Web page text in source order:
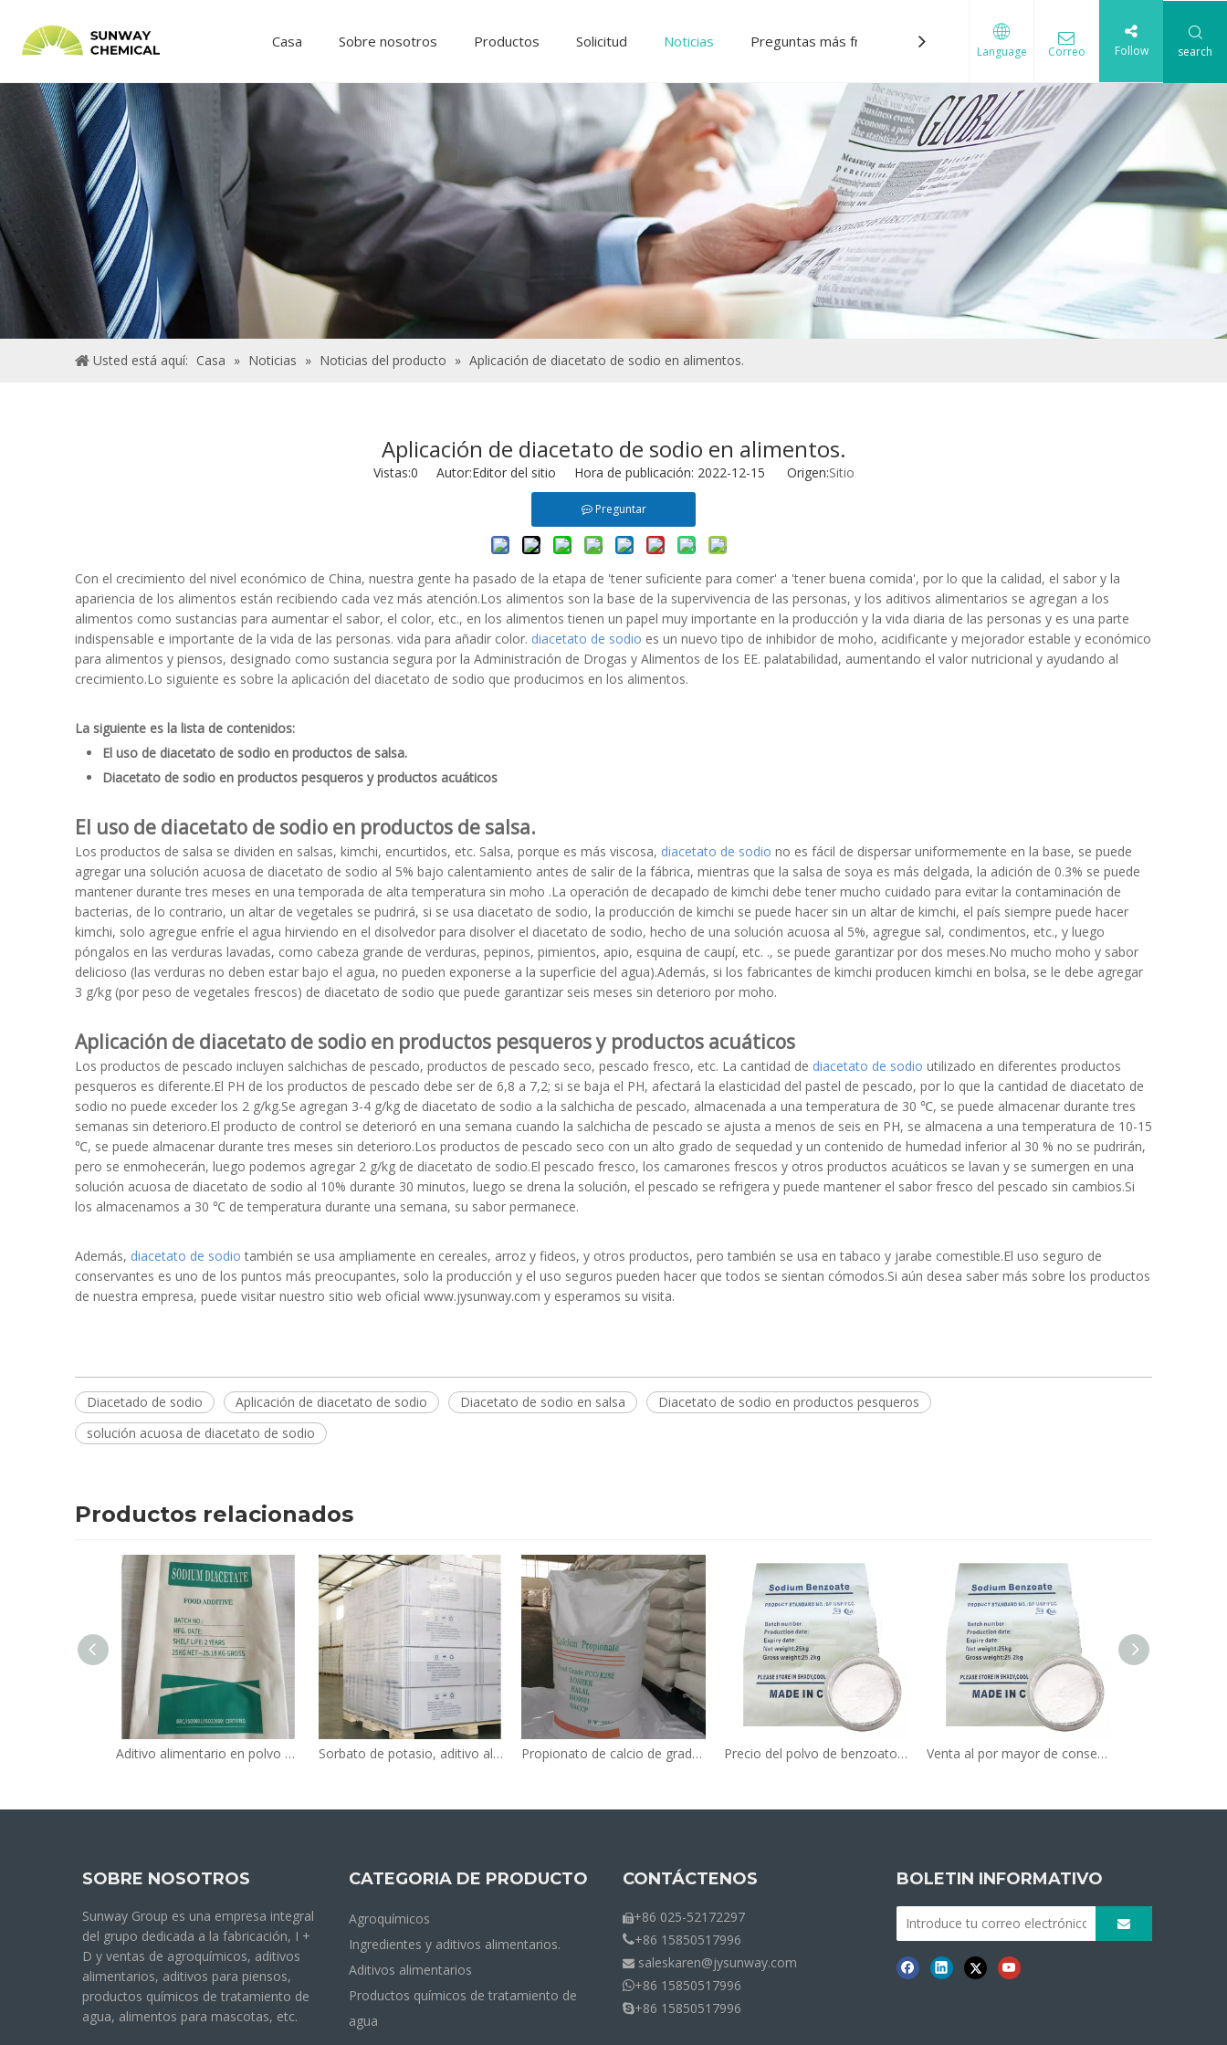
Casa Sobre nosotros Productos Solicitud Noticias Preguntas más frecuentes Descargar Contáctenos
Language Correo Follow search
Usted está aquí: Casa » Noticias » Noticias del producto » Aplicación de diacetato de sodio en alimentos.
Aplicación de diacetato de sodio en alimentos.
Vistas:0 Autor:Editor del sitio Hora de publicación: 2022-12-15 Origen:Sitio
Preguntar
Con el crecimiento del nivel económico de China, nuestra gente ha pasado de la etapa de 'tener suficiente para comer' a 'tener buena comida', por lo que la calidad, el sabor y la
apariencia de los alimentos están recibiendo cada vez más atención.Los alimentos son la base de la supervivencia de las personas, y los aditivos alimentarios se agregan a los
alimentos como sustancias para aumentar el sabor, el color, etc., en los alimentos tienen un papel muy importante en la producción y la vida diaria de las personas y es una parte
indispensable e importante de la vida de las personas. vida para añadir color. diacetato de sodio es un nuevo tipo de inhibidor de moho, acidificante y mejorador estable y económico
para alimentos y piensos, designado como sustancia segura por la Administración de Drogas y Alimentos de los EE. palatabilidad, aumentando el valor nutricional y ayudando al
crecimiento.Lo siguiente es sobre la aplicación del diacetato de sodio que producimos en los alimentos.
La siguiente es la lista de contenidos:
El uso de diacetato de sodio en productos de salsa.
Diacetato de sodio en productos pesqueros y productos acuáticos
El uso de diacetato de sodio en productos de salsa.
Los productos de salsa se dividen en salsas, kimchi, encurtidos, etc. Salsa, porque es más viscosa, diacetato de sodio no es fácil de dispersar uniformemente en la base, se puede
agregar una solución acuosa de diacetato de sodio al 5% bajo calentamiento antes de salir de la fábrica, mientras que la salsa de soya es más delgada, la adición de 0.3% se puede
mantener durante tres meses en una temporada de alta temperatura sin moho .La operación de decapado de kimchi debe tener mucho cuidado para evitar la contaminación de
bacterias, de lo contrario, un altar de vegetales se pudrirá, si se usa diacetato de sodio, la producción de kimchi se puede hacer sin un altar de kimchi, el país siempre puede hacer
kimchi, solo agregue enfríe el agua hirviendo en el disolvedor para disolver el diacetato de sodio, hecho de una solución acuosa al 5%, agregue sal, condimentos, etc., y luego
póngalos en las verduras lavadas, como cabeza grande de verduras, pepinos, pimientos, apio, esquina de caupí, etc. ., se puede garantizar por dos meses.No mucho moho y sabor
delicioso (las verduras no deben estar bajo el agua, no pueden exponerse a la superficie del agua).Además, si los fabricantes de kimchi producen kimchi en bolsa, se le debe agregar
3 g/kg (por peso de vegetales frescos) de diacetato de sodio que puede garantizar seis meses sin deterioro por moho.
Aplicación de diacetato de sodio en productos pesqueros y productos acuáticos
Los productos de pescado incluyen salchichas de pescado, productos de pescado seco, pescado fresco, etc. La cantidad de diacetato de sodio utilizado en diferentes productos
pesqueros es diferente.El PH de los productos de pescado debe ser de 6,8 a 7,2; si se baja el PH, afectará la elasticidad del pastel de pescado, por lo que la cantidad de diacetato de
sodio no puede exceder los 2 g/kg.Se agregan 3-4 g/kg de diacetato de sodio a la salchicha de pescado, almacenada a una temperatura de 30 ℃, se puede almacenar durante tres
semanas sin deterioro.El producto de control se deterioró en una semana cuando la salchicha de pescado se ajusta a menos de seis en PH, se almacena a una temperatura de 10-15
℃, se puede almacenar durante tres meses sin deterioro.Los productos de pescado seco con un alto grado de sequedad y un contenido de humedad inferior al 30 % no se pudrirán,
pero se enmohecerán, luego podemos agregar 2 g/kg de diacetato de sodio.El pescado fresco, los camarones frescos y otros productos acuáticos se lavan y se sumergen en una
solución acuosa de diacetato de sodio al 10% durante 30 minutos, luego se drena la solución, el pescado se refrigera y puede mantener el sabor fresco del pescado sin cambios.Si
los almacenamos a 30 ℃ de temperatura durante una semana, su sabor permanece.
Además, diacetato de sodio también se usa ampliamente en cereales, arroz y fideos, y otros productos, pero también se usa en tabaco y jarabe comestible.El uso seguro de
conservantes es uno de los puntos más preocupantes, solo la producción y el uso seguros pueden hacer que todos se sientan cómodos.Si aún desea saber más sobre los productos
de nuestra empresa, puede visitar nuestro sitio web oficial www.jysunway.com y esperamos su visita.
Diacetado de sodio Aplicación de diacetato de sodio Diacetato de sodio en salsa
Diacetato de sodio en productos pesqueros
solución acuosa de diacetato de sodio
Productos relacionados
Aditivo alimentario en polvo de diacetato de sodio de grado alimenticio conservante cas 126-96-5 Sorbato de potasio, aditivo alimentario, conservante alimentario de grado alimenticio, Fcciv E202, proveedor Propionato de calcio de grado alimenticio a granel, polvo blanco de grado alimenticio E282, granulado blanco para panadería, bolsa de 25kg CAS 4075-81-4 Precio del polvo de benzoato de sodio e 211 e211 en alimentos en conservante de leche CAS NO.532-32-1 Venta al por mayor de conservantes alimentarios de alta calidad, benzoato de sodio en polvo (CAS 532-32-1)
SOBRE NOSOTROS
Sunway Group es una empresa integral
del grupo dedicada a la fabricación, I +
D y ventas de agroquímicos, aditivos
alimentarios, aditivos para piensos,
productos químicos de tratamiento de
agua, alimentos para mascotas, etc.
CATEGORIA DE PRODUCTO
Agroquímicos
Ingredientes y aditivos alimentarios.
Aditivos alimentarios
Productos químicos de tratamiento de
agua
CONTÁCTENOS
+86 025-52172297
+86 15850517996
 saleskaren@jysunway.com
+86 15850517996
+86 15850517996
BOLETIN INFORMATIVO